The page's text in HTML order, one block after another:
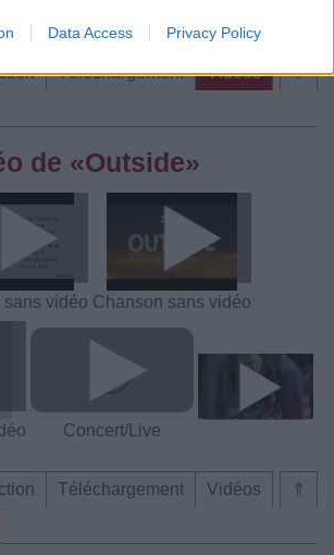
Data Access Privacy Policy
⇑
Téléchargement
Vidéos
de «Outside»
vidéo Chanson sans vidéo
Concert/Live
⇑
Téléchargement
Vidéos